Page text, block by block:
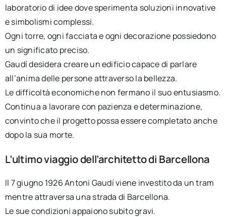
laboratorio di idee dove sperimenta soluzioni innovative
e simbolismi complessi.
Ogni torre, ogni facciata e ogni decorazione possiedono
un significato preciso.
Gaudí desidera creare un edificio capace di parlare
all’anima delle persone attraverso la bellezza.
Le difficoltà economiche non fermano il suo entusiasmo.
Continua a lavorare con pazienza e determinazione,
convinto che il progetto possa essere completato anche
dopo la sua morte.
L’ultimo viaggio dell’architetto di Barcellona
Il 7 giugno 1926 Antoni Gaudí viene investito da un tram
mentre attraversa una strada di Barcellona.
Le sue condizioni appaiono subito gravi.